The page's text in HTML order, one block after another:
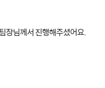
장님께서 진행해주셨어요.